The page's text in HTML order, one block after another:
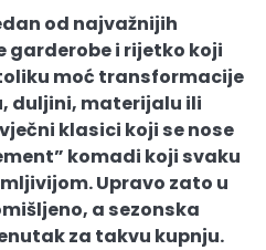
od najvažnijih
garderobe i rijetko koji
moć transformacije
duljini, materijalu ili
klasici koji se nose
komadi koji svaku
Upravo zato u
a sezonska
za takvu kupnju.